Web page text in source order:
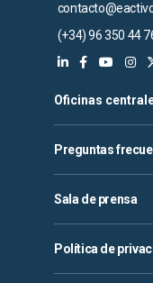
(+34) 96 350 44
Oficinas
Preguntas
Sala de prensa
Política de